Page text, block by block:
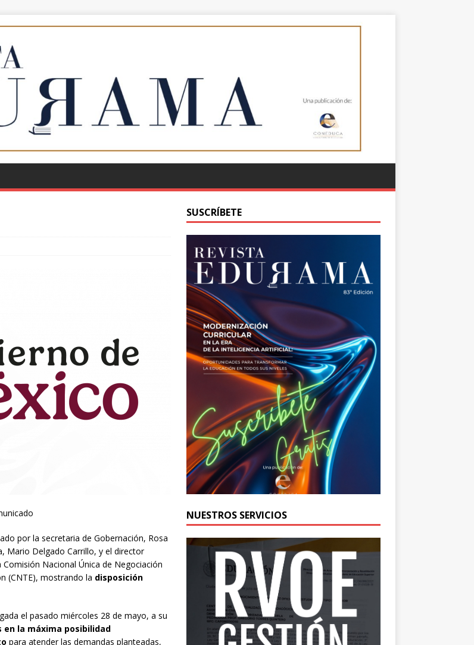
por la secretaria de Gobernación, Rosa
Mario Delgado Carrillo, y el director
Nacional Única de Negociación
(CNTE), mostrando la disposición
el pasado miércoles 28 de mayo, a su
la máxima posibilidad
para atender las demandas planteadas,
SUSCRÍBETE
NUESTROS SERVICIOS